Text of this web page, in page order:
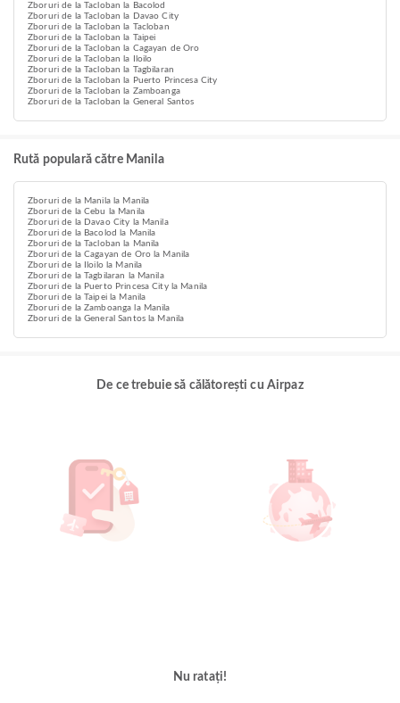
Zboruri de la Tacloban la Bacolod
Zboruri de la Tacloban la Davao City
Zboruri de la Tacloban la Tacloban
Zboruri de la Tacloban la Taipei
Zboruri de la Tacloban la Cagayan de Oro
Zboruri de la Tacloban la Iloilo
Zboruri de la Tacloban la Tagbilaran
Zboruri de la Tacloban la Puerto Princesa City
Zboruri de la Tacloban la Zamboanga
Zboruri de la Tacloban la General Santos
Rută populară către Manila
Zboruri de la Manila la Manila
Zboruri de la Cebu la Manila
Zboruri de la Davao City la Manila
Zboruri de la Bacolod la Manila
Zboruri de la Tacloban la Manila
Zboruri de la Cagayan de Oro la Manila
Zboruri de la Iloilo la Manila
Zboruri de la Tagbilaran la Manila
Zboruri de la Puerto Princesa City la Manila
Zboruri de la Taipei la Manila
Zboruri de la Zamboanga la Manila
Zboruri de la General Santos la Manila
De ce trebuie să călătorești cu Airpaz
Nu ratați!